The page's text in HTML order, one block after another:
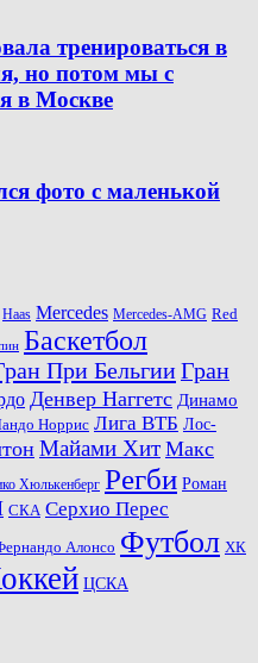
тренироваться в
но потом мы с
в Москве
фото с маленькой
Haas Mercedes Mercedes-AMG Red
Баскетбол
При БельгииГран
Денвер Наггетс Динамо
Норрис Лига ВТБ Лос-
Майами Хит Макс
Хюлькенберг Регби Роман
СКА Серхио Перес
Алонсо Футбол ХК
ЦСКА